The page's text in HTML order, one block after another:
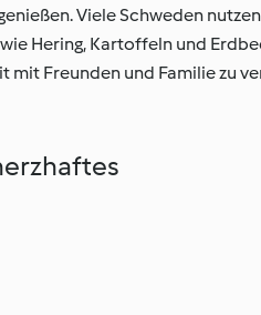
Viele Schweden
Hering, Kartoffeln und
mit Freunden und Familie zu